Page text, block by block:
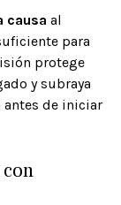
causa al
para
protege
y subraya
antes de iniciar